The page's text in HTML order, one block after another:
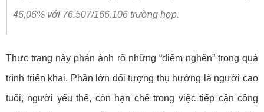
46,06% với 76.507/166.106 trường hợp.
Thực trạng này phản ánh rõ những “điểm nghẽn” trong quá
trình triển khai. Phần lớn đối tượng thụ hưởng là người cao
tuổi, người yếu thế, còn hạn chế trong việc tiếp cận công